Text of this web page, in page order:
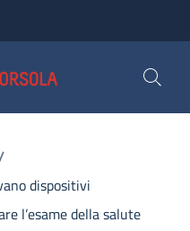
dispositivi
l’esame della salute